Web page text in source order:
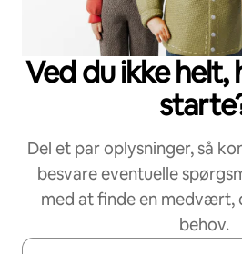
Ved du ikke helt,
Del et par oplysninger, så
besvare eventuelle
med at finde en medvært,
behov.